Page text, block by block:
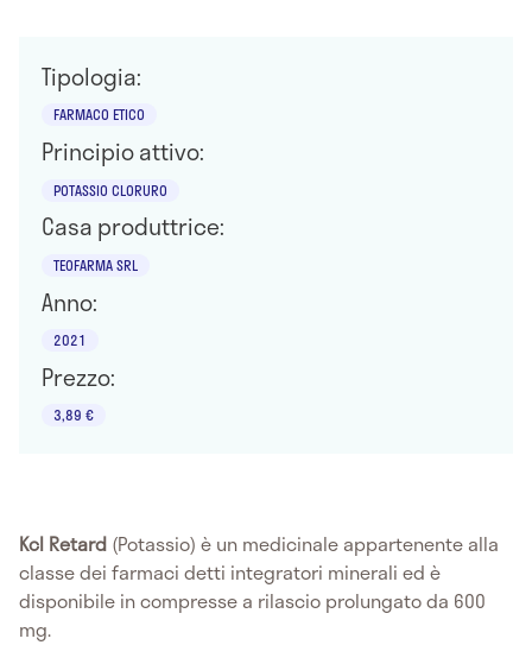
Tipologia:
FARMACO ETICO
Principio attivo:
POTASSIO CLORURO
Casa produttrice:
TEOFARMA SRL
Anno:
2021
Prezzo:
3,89 €
Kcl Retard (Potassio) è un medicinale appartenente alla
classe dei farmaci detti integratori minerali ed è
disponibile in compresse a rilascio prolungato da 600
mg.